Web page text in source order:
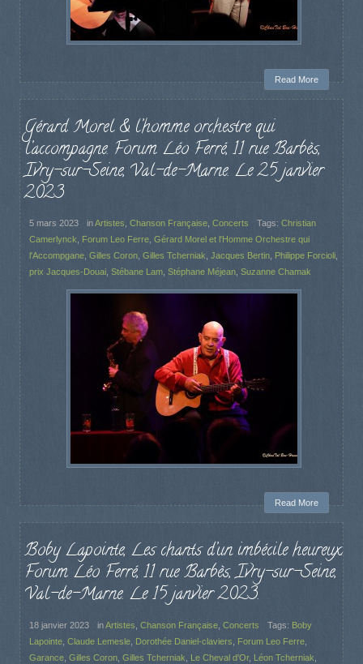
Read More
Gérard Morel & l’homme orchestre qui
l’accompagne. Forum Léo Ferré, 11 rue Barbès,
Ivry-sur-Seine, Val-de-Marne. Le 25 janvier
2023
5 mars 2023 inArtistes Chanson Française Concerts Tags: Christian
Camerlynck
Forum Leo Ferre Gérard Morel et l'Homme Orchestre qui
l'Accompgane Gilles Coron Gilles Tcherniak Jacques Bertin Philippe Forcioli
prix Jacques-Douai Stébane Lam Stéphane Méjean Suzanne Chamak
Read More
Boby Lapointe, Les chants d’un imbécile heureux.
Forum Léo Ferré, 11 rue Barbès, Ivry-sur-Seine,
Val-de-Marne. Le 15 janvier 2023.
18 janvier 2023 inArtistes Chanson Française Concerts Tags: Boby
Lapointe Claude Lemesle Dorothée Daniel-claviers Forum Leo Ferre
Garance Gilles Coron Gilles Tcherniak Le Cheval d'Or, Léon Tcherniak